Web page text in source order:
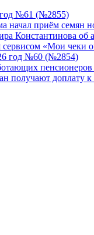
год №61 (№2855)
начал приём семян
Константинова об
«Мои чеки
год №60 (№2854)
получают доплату